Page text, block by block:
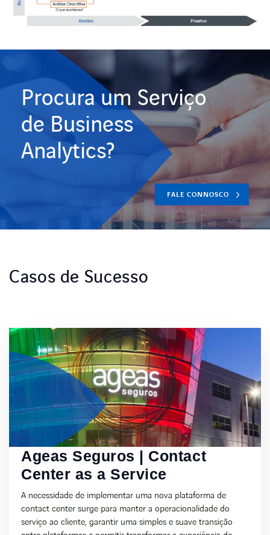
Procura um Serviço
de Business
Analytics?
FALE CONNOSCO
Casos de Sucesso
Ageas Seguros | Contact
Center as a Service
A necessidade de implementar uma nova plataforma de
contact center surge para manter a operacionalidade do
serviço ao cliente, garantir uma simples e suave transição